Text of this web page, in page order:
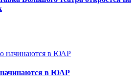
начинаются в ЮАР